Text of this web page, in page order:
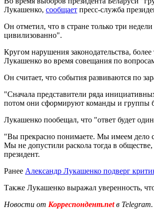
Лукашенко, сообщает пресс-служба
Он отметил, что в стране только три
цивилизованно".
Кругом нарушения законодательства,
Лукашенко во время совещания по
Он считает, что события развиваются по
"Сначала представители ряда
потом они сформируют команды и группы
Лукашенко пообещал, что "ответ будет
"Вы прекрасно понимаете. Мы имеем дело
Мы не допустили раскола тогда в
президент.
Ранее Александр Лукашенко подверг
Также Лукашенко выражал уверенность,
Новости от Корреспондент.netв